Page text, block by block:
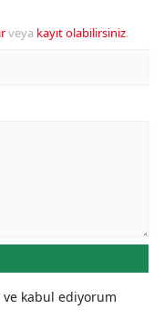
veya kayıt olabilirsiniz.
kabul ediyorum